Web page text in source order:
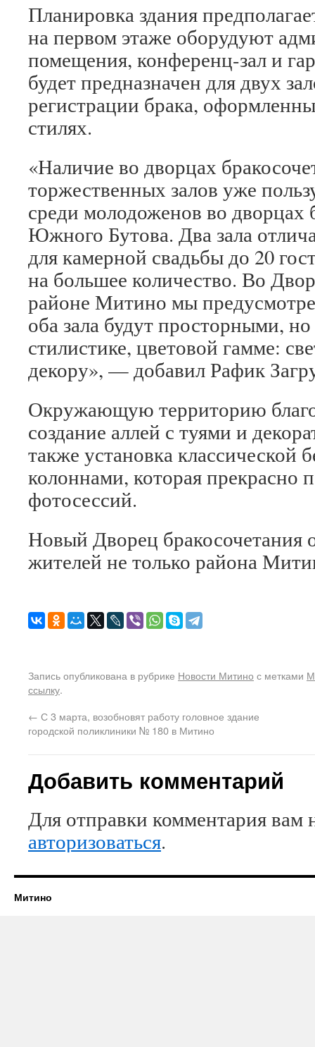
Планировка здания
на первом этаже оборудуют
помещения, конференц-зал и
будет предназначен для двух
регистрации брака,
стилях.
«Наличие во дворцах
торжественных залов уже
среди молодоженов во
Южного Бутова. Два зала
для камерной свадьбы до 20
на большее количество. Во
районе Митино мы
оба зала будут просторными, но
стилистике, цветовой гамме:
декору», — добавил Рафик
Окружающую территорию
создание аллей с туями и
также установка классической
колоннами, которая прекрасно
фотосессий.
Новый Дворец бракосочетания
жителей не только района
Запись опубликована в рубрике Новости Митино с метками
ссылку.
← С 3 марта, возобновят работу головное здание
городской поликлиники № 180 в Митино
Добавить комментарий
Для отправки комментария вам
авторизоваться.
Митино